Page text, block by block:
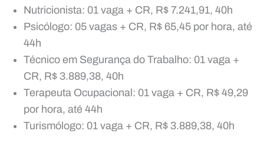
Nutricionista: 01 vaga + CR, R$ 7.241,91, 40h
Psicólogo: 05 vagas + CR, R$ 65,45 por hora, até
44h
Técnico em Segurança do Trabalho: 01 vaga +
CR, R$ 3.889,38, 40h
Terapeuta Ocupacional: 01 vaga + CR, R$ 49,29
por hora, até 44h
Turismólogo: 01 vaga + CR, R$ 3.889,38, 40h